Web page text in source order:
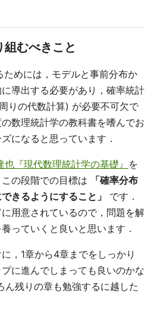
組むべきこと
めには，モデルと事前分布か
導出する必要があり，確率統計
りの代数計算) が必要不可欠で
数理統計学の教科書を嗜んでお
になると思っています．
也『現代数理統計学の基礎』 を
の段階での目標は
「確率分布
きるようにすること」
です．
用意されているので，問題を解
っていくと良いと思います．
，1章から4章までをしっかり
に進んでしまっても良いのかな
ん残りの章も勉強するに越した